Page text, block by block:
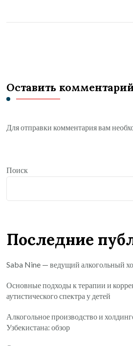
Оставить
Для отправки комментария вам
Поиск
Последние
Saba Nine — ведущий алкогольный
Основные подходы к терапии и
аутистического спектра у детей
Алкогольное производство и
Узбекистана: обзор